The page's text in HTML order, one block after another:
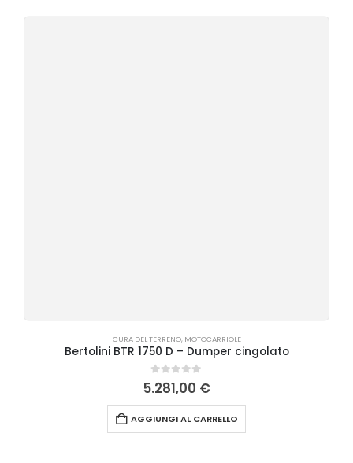
CURA DEL TERRENO, MOTOCARRIOLE
Bertolini BTR 1750 D – Dumper cingolato
0Su 5
5.281,00 €
AGGIUNGI AL CARRELLO